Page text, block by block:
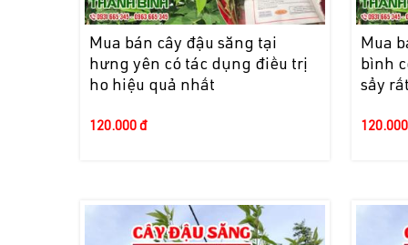
Mua bán cây đậu săng tại
hưng yên có tác dụng điều trị
ho hiệu quả nhất
120.000 đ
Mua
bình
sẩy